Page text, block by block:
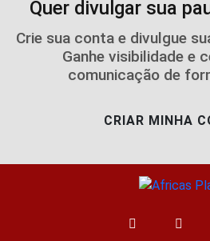
Quer divulgar sua
Crie sua conta e divulgue
Ganhe visibilidade e
comunicação de
CRIAR MINHA